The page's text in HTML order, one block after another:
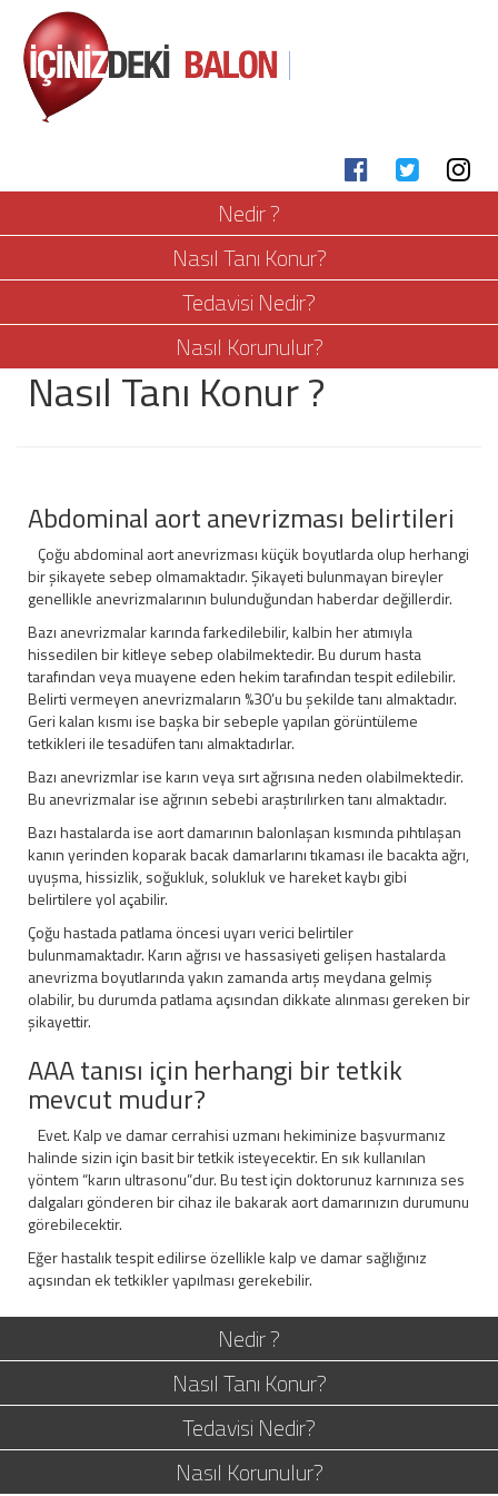
Nedir ?
Nasıl Tanı Konur?
Tedavisi Nedir?
Nasıl Korunulur?
Nasıl Tanı Konur ?
Abdominal aort anevrizması belirtileri
Çoğu abdominal aort anevrizması küçük boyutlarda olup herhangi
bir şikayete sebep olmamaktadır. Şikayeti bulunmayan bireyler
genellikle anevrizmalarının bulunduğundan haberdar değillerdir.
Bazı anevrizmalar karında farkedilebilir, kalbin her atımıyla
hissedilen bir kitleye sebep olabilmektedir. Bu durum hasta
tarafından veya muayene eden hekim tarafından tespit edilebilir.
Belirti vermeyen anevrizmaların %30’u bu şekilde tanı almaktadır.
Geri kalan kısmı ise başka bir sebeple yapılan görüntüleme
tetkikleri ile tesadüfen tanı almaktadırlar.
Bazı anevrizmlar ise karın veya sırt ağrısına neden olabilmektedir.
Bu anevrizmalar ise ağrının sebebi araştırılırken tanı almaktadır.
Bazı hastalarda ise aort damarının balonlaşan kısmında pıhtılaşan
kanın yerinden koparak bacak damarlarını tıkaması ile bacakta ağrı,
uyuşma, hissizlik, soğukluk, solukluk ve hareket kaybı gibi
belirtilere yol açabilir.
Çoğu hastada patlama öncesi uyarı verici belirtiler
bulunmamaktadır. Karın ağrısı ve hassasiyeti gelişen hastalarda
anevrizma boyutlarında yakın zamanda artış meydana gelmiş
olabilir, bu durumda patlama açısından dikkate alınması gereken bir
şikayettir.
AAA tanısı için herhangi bir tetkik
mevcut mudur?
Evet. Kalp ve damar cerrahisi uzmanı hekiminize başvurmanız
halinde sizin için basit bir tetkik isteyecektir. En sık kullanılan
yöntem “karın ultrasonu”dur. Bu test için doktorunuz karnınıza ses
dalgaları gönderen bir cihaz ile bakarak aort damarınızın durumunu
görebilecektir.
Eğer hastalık tespit edilirse özellikle kalp ve damar sağlığınız
açısından ek tetkikler yapılması gerekebilir.
Nedir ?
Nasıl Tanı Konur?
Tedavisi Nedir?
Nasıl Korunulur?